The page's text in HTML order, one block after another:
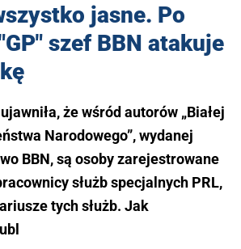
jasne. Po
szef BBN atakuje
że wśród autorów „Białej
Narodowego”, wydanej
BBN, są osoby zarejestrowane
służb specjalnych PRL,
tych służb. Jak